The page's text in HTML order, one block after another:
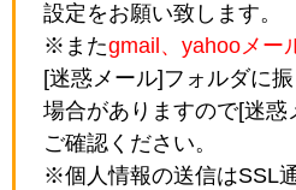
設定をお願い致します。
※またgmail、yahooメー
[迷惑メール]フォルダに
場合がありますので[迷惑
ご確認ください。
※個人情報の送信はSSL